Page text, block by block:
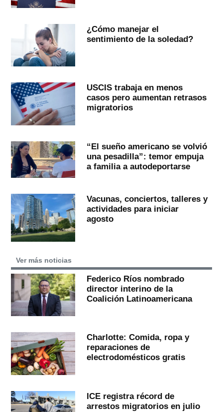
¿Cómo manejar el
sentimiento de la soledad?
USCIS trabaja en menos
casos pero aumentan retrasos
migratorios
“El sueño americano se volvió
una pesadilla”: temor empuja
a familia a autodeportarse
Vacunas, conciertos, talleres y
actividades para iniciar
agosto
Ver más noticias
Federico Ríos nombrado
director interino de la
Coalición Latinoamericana
Charlotte: Comida, ropa y
reparaciones de
electrodomésticos gratis
ICE registra récord de
arrestos migratorios en julio